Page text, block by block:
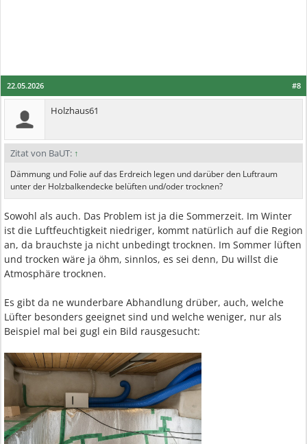
#8
22.05.2026
Holzhaus61
Zitat von BaUT: ↑
Dämmung und Folie auf das Erdreich legen und darüber den Luftraum
unter der Holzbalkendecke belüften und/oder trocknen?
Sowohl als auch. Das Problem ist ja die Sommerzeit. Im Winter
ist die Luftfeuchtigkeit niedriger, kommt natürlich auf die Region
an, da brauchste ja nicht unbedingt trocknen. Im Sommer lüften
und trocken wäre ja öhm, sinnlos, es sei denn, Du willst die
Atmosphäre trocknen.
Es gibt da ne wunderbare Abhandlung drüber, auch, welche
Lüfter besonders geeignet sind und welche weniger, nur als
Beispiel mal bei gugl ein Bild rausgesucht: